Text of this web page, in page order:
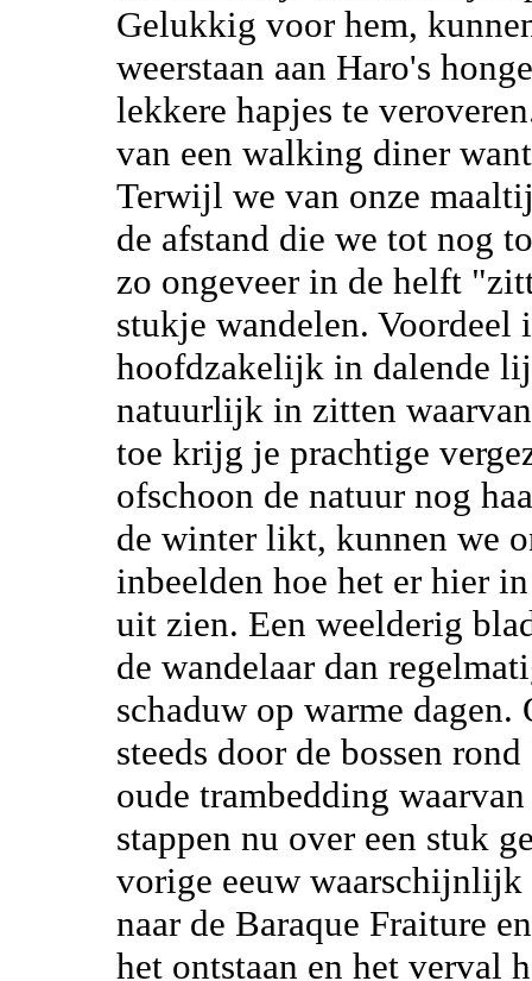
Gelukkig voor hem,
weerstaan aan Haro's
lekkere hapjes te
van een walking diner
Terwijl we van onze
de afstand die we tot nog
zo ongeveer in de helft
stukje wandelen.
hoofdzakelijk in dalende
natuurlijk in zitten
toe krijg je prachtige
ofschoon de natuur nog
de winter likt, kunnen we
inbeelden hoe het er hier
uit zien. Een weelderig
de wandelaar dan
schaduw op warme
steeds door de bossen
oude trambedding
stappen nu over een stuk
vorige eeuw waarschijnlijk
naar de Baraque Fraiture
het ontstaan en het verval